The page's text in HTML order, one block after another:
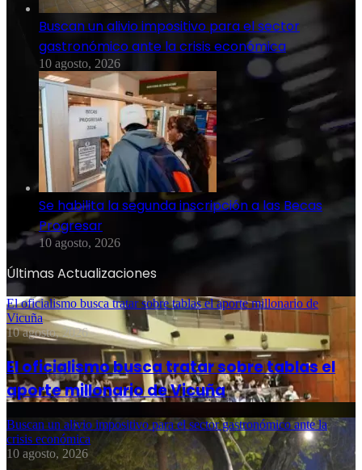
Buscan un alivio impositivo para el sector
gastronómico ante la crisis económica
10 agosto, 2026
Se habilita la segunda inscripción a las Becas
Progresar
10 agosto, 2026
Últimas Actualizaciones
El oficialismo busca tratar sobre tablas el aporte millonario de
Vicuña
10 agosto, 2026
El oficialismo busca tratar sobre tablas el
aporte millonario de Vicuña
Buscan un alivio impositivo para el sector gastronómico ante la
crisis económica
10 agosto, 2026